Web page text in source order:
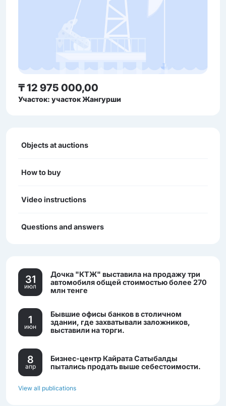
₸ 12 975 000,00
Участок: участок Жангурши
Objects at auctions
How to buy
Video instructions
Questions and answers
31
июл
Дочка "КТЖ" выставила на продажу три
автомобиля общей стоимостью более 270
млн тенге
1
июн
Бывшие офисы банков в столичном
здании, где захватывали заложников,
выставили на торги.
8
апр
Бизнес-центр Кайрата Сатыбалды
пытались продать выше себестоимости.
View all publications